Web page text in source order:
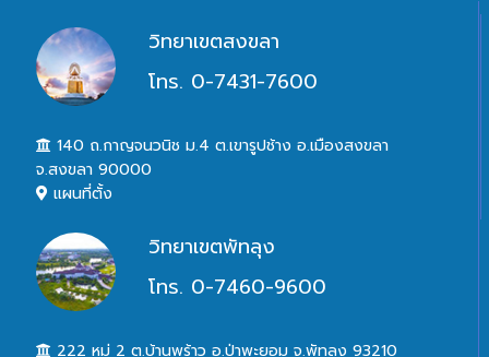
วิทยาเขตสงขลา
โทร. 0-7431-7600
140 ถ.กาญจนวนิช ม.4 ต.เขารูปช้าง อ.เมืองสงขลา
จ.สงขลา 90000
แผนที่ตั้ง
วิทยาเขตพัทลุง
โทร. 0-7460-9600
222 หมู่ 2 ต.บ้านพร้าว อ.ป่าพะยอม จ.พัทลุง 93210